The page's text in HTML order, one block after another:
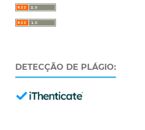
DETECÇÃO DE PLÁGIO: